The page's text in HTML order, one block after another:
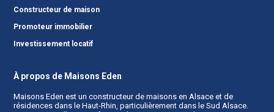
Constructeur de maison
Promoteur immobilier
Investissement locatif
À propos de Maisons Eden
Maisons Eden est un constructeur de maisons en Alsace et de
résidences dans le Haut-Rhin, particulièrement dans le Sud Alsace.